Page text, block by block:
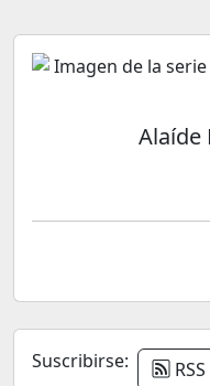
Alaíde
Suscribirse: RSS